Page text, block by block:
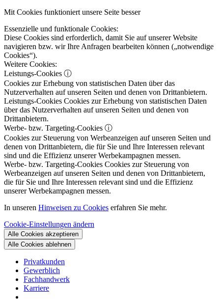
Mit Cookies funktioniert unsere Seite besser
Essenzielle und funktionale Cookies:
Diese Cookies sind erforderlich, damit Sie auf unserer Website
navigieren bzw. wir Ihre Anfragen bearbeiten können („notwendige
Cookies“).
Weitere Cookies:
Leistungs-Cookies ⓘ
Cookies zur Erhebung von statistischen Daten über das
Nutzerverhalten auf unseren Seiten und denen von Drittanbietern.
Leistungs-Cookies Cookies zur Erhebung von statistischen Daten
über das Nutzerverhalten auf unseren Seiten und denen von
Drittanbietern.
Werbe- bzw. Targeting-Cookies ⓘ
Cookies zur Steuerung von Werbeanzeigen auf unseren Seiten und
denen von Drittanbietern, die für Sie und Ihre Interessen relevant
sind und die Effizienz unserer Werbekampagnen messen.
Werbe- bzw. Targeting-Cookies Cookies zur Steuerung von
Werbeanzeigen auf unseren Seiten und denen von Drittanbietern,
die für Sie und Ihre Interessen relevant sind und die Effizienz
unserer Werbekampagnen messen.
In unseren Hinweisen zu Cookies erfahren Sie mehr.
Cookie-Einstellungen ändern
Alle Cookies akzeptieren
Alle Cookies ablehnen
Privatkunden
Gewerblich
Fachhandwerk
Karriere